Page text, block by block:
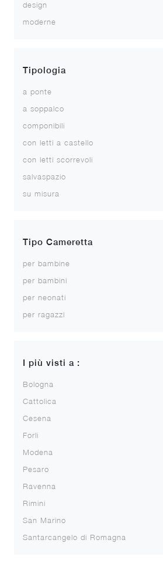
design
moderne
Tipologia
a ponte
a soppalco
componibili
con letti a castello
con letti scorrevoli
salvaspazio
su misura
Tipo Cameretta
per bambine
per bambini
per neonati
per ragazzi
I più visti a :
Bologna
Cattolica
Cesena
Forlì
Modena
Pesaro
Ravenna
Rimini
San Marino
Santarcangelo di Romagna